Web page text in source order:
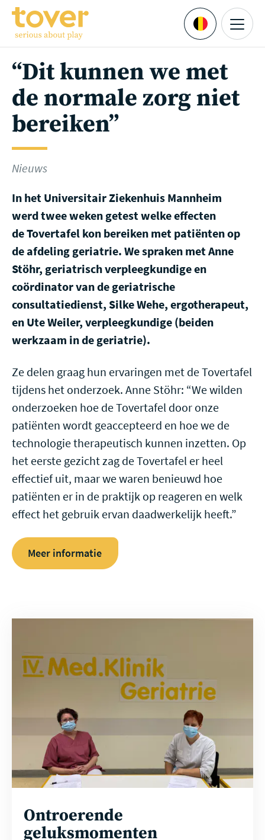
Ga naar hoofdinhoud
Languages
Menu
“Dit kunnen we met
de normale zorg niet
bereiken”
Nieuws
In het Universitair Ziekenhuis Mannheim
werd twee weken getest welke effecten
de Tovertafel kon bereiken met patiënten op
de afdeling geriatrie. We spraken met Anne
Stöhr, geriatrisch verpleegkundige en
coördinator van de geriatrische
consultatiedienst, Silke Wehe, ergotherapeut,
en Ute Weiler, verpleegkundige (beiden
werkzaam in de geriatrie).
Ze delen graag hun ervaringen met de Tovertafel
tijdens het onderzoek. Anne Stöhr: “We wilden
onderzoeken hoe de Tovertafel door onze
patiënten wordt geaccepteerd en hoe we de
technologie therapeutisch kunnen inzetten. Op
het eerste gezicht zag de Tovertafel er heel
effectief uit, maar we waren benieuwd hoe
patiënten er in de praktijk op reageren en welk
effect het gebruik ervan daadwerkelijk heeft.”
Meer informatie
Ontroerende
geluksmomenten